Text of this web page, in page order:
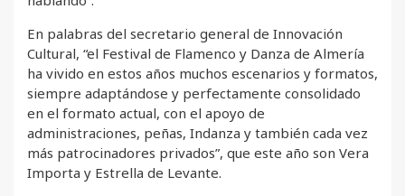
En palabras del secretario general de Innovación
Cultural, “el Festival de Flamenco y Danza de Almería
ha vivido en estos años muchos escenarios y formatos,
siempre adaptándose y perfectamente consolidado
en el formato actual, con el apoyo de
administraciones, peñas, Indanza y también cada vez
más patrocinadores privados”, que este año son Vera
Importa y Estrella de Levante.